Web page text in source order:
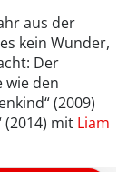
aus der
kein Wunder,
Der
wie den
(2009)
(2014) mit Liam